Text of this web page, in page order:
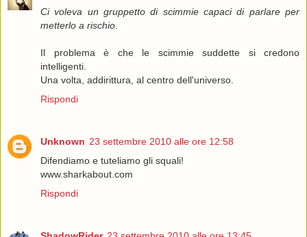
Ci voleva un gruppetto di scimmie capaci di parlare per
metterlo a rischio
Il problema è che le scimmie suddette si credono
intelligenti.
Una volta, addirittura, al centro dell'universo.
Rispondi
Unknown 23 settembre 2010 alle ore 12:58
Difendiamo e tuteliamo gli squali!
www.sharkabout.com
Rispondi